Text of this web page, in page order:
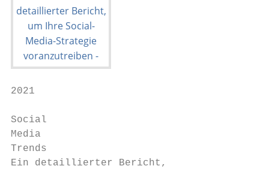
2021
Social
Media
Trends
Ein detaillierter Bericht,